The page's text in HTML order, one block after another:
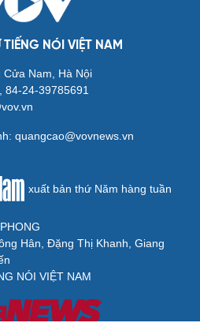
NÓI VIỆT NAM
Nam, Hà Nội
84-24-39785691
quangcao@vovnews.vn
xuất bản thứ Năm hàng tuần
Hân, Đặng Thị Khanh, Giang
NÓI VIỆT NAM